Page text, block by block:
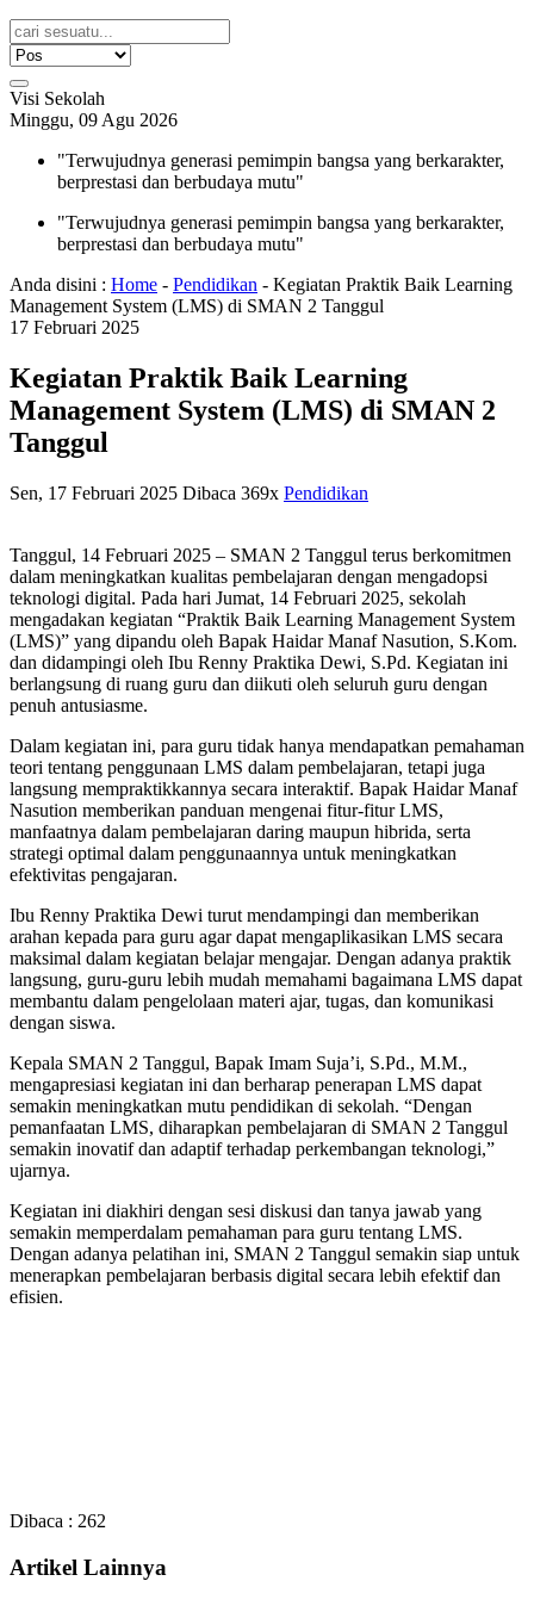
Visi Sekolah
Minggu, 09 Agu 2026
"Terwujudnya generasi pemimpin bangsa yang berkarakter,
berprestasi dan berbudaya mutu"
"Terwujudnya generasi pemimpin bangsa yang berkarakter,
berprestasi dan berbudaya mutu"
Anda disini : Home - Pendidikan - Kegiatan Praktik Baik Learning
Management System (LMS) di SMAN 2 Tanggul
17 Februari 2025
Kegiatan Praktik Baik Learning
Management System (LMS) di SMAN 2
Tanggul
Sen, 17 Februari 2025 Dibaca 369x Pendidikan
Tanggul, 14 Februari 2025 – SMAN 2 Tanggul terus berkomitmen
dalam meningkatkan kualitas pembelajaran dengan mengadopsi
teknologi digital. Pada hari Jumat, 14 Februari 2025, sekolah
mengadakan kegiatan “Praktik Baik Learning Management System
(LMS)” yang dipandu oleh Bapak Haidar Manaf Nasution, S.Kom.
dan didampingi oleh Ibu Renny Praktika Dewi, S.Pd. Kegiatan ini
berlangsung di ruang guru dan diikuti oleh seluruh guru dengan
penuh antusiasme.
Dalam kegiatan ini, para guru tidak hanya mendapatkan pemahaman
teori tentang penggunaan LMS dalam pembelajaran, tetapi juga
langsung mempraktikkannya secara interaktif. Bapak Haidar Manaf
Nasution memberikan panduan mengenai fitur-fitur LMS,
manfaatnya dalam pembelajaran daring maupun hibrida, serta
strategi optimal dalam penggunaannya untuk meningkatkan
efektivitas pengajaran.
Ibu Renny Praktika Dewi turut mendampingi dan memberikan
arahan kepada para guru agar dapat mengaplikasikan LMS secara
maksimal dalam kegiatan belajar mengajar. Dengan adanya praktik
langsung, guru-guru lebih mudah memahami bagaimana LMS dapat
membantu dalam pengelolaan materi ajar, tugas, dan komunikasi
dengan siswa.
Kepala SMAN 2 Tanggul, Bapak Imam Suja’i, S.Pd., M.M.,
mengapresiasi kegiatan ini dan berharap penerapan LMS dapat
semakin meningkatkan mutu pendidikan di sekolah. “Dengan
pemanfaatan LMS, diharapkan pembelajaran di SMAN 2 Tanggul
semakin inovatif dan adaptif terhadap perkembangan teknologi,”
ujarnya.
Kegiatan ini diakhiri dengan sesi diskusi dan tanya jawab yang
semakin memperdalam pemahaman para guru tentang LMS.
Dengan adanya pelatihan ini, SMAN 2 Tanggul semakin siap untuk
menerapkan pembelajaran berbasis digital secara lebih efektif dan
efisien.
Dibaca : 262
Artikel Lainnya